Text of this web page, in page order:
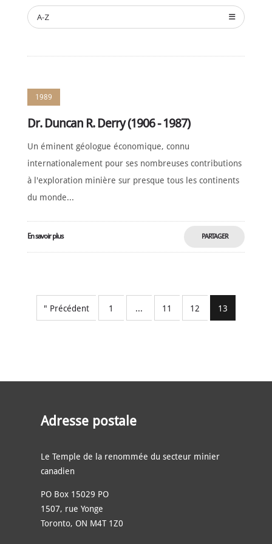
DE
A-Z
1989
Dr. Duncan R. Derry (1906 - 1987)
Un éminent géologue économique, connu
internationalement pour ses nombreuses contributions
à l'exploration minière sur presque tous les continents
du monde...
En savoir plus PARTAGER
" Précédent 1 ... 11 12 13
Adresse postale
Le Temple de la renommée du secteur minier
canadien
PO Box 15029 PO
1507, rue Yonge
Toronto, ON M4T 1Z0